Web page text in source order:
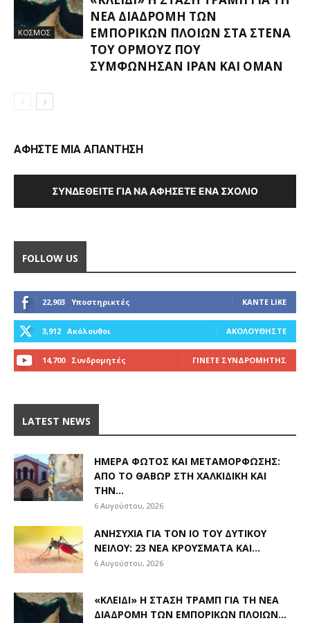
ΚΟΣΜΟΣ
ΝΈΑ ΔΙΑΔΡΟΜΉ ΤΩΝ
ΕΜΠΟΡΙΚΏΝ ΠΛΟΊΩΝ ΣΤΑ ΣΤΕΝΆ
ΤΟΥ ΟΡΜΟΎΖ ΠΟΥ
ΣΥΜΦΏΝΗΣΑΝ ΙΡΆΝ ΚΑΙ ΟΜΆΝ
ΑΦΗΣΤΕ ΜΙΑ ΑΠΑΝΤΗΣΗ
ΣΥΝΔΕΘΕΊΤΕ ΓΙΑ ΝΑ ΑΦΉΣΕΤΕ ΈΝΑ ΣΧΌΛΙΟ
FOLLOW US
22,903 Υποστηρικτές ΚΆΝΤΕ LIKE
3,912 Ακόλουθοι ΑΚΟΛΟΥΘΉΣΤΕ
14,700 Συνδρομητές ΓΊΝΕΤΕ ΣΥΝΔΡΟΜΗΤΉΣ
LATEST NEWS
ΗΜΈΡΑ ΦΩΤΌΣ ΚΑΙ ΜΕΤΑΜΌΡΦΩΣΗΣ:
ΑΠΌ ΤΟ ΘΑΒΏΡ ΣΤΗ ΧΑΛΚΙΔΙΚΉ ΚΑΙ
ΤΗΝ...
6 Αυγούστου, 2026
ΑΝΗΣΥΧΊΑ ΓΙΑ ΤΟΝ ΙΌ ΤΟΥ ΔΥΤΙΚΟΎ
ΝΕΊΛΟΥ: 23 ΝΈΑ ΚΡΟΎΣΜΑΤΑ ΚΑΙ...
6 Αυγούστου, 2026
«ΚΛΕΙΔΊ» Η ΣΤΆΣΗ ΤΡΑΜΠ ΓΙΑ ΤΗ ΝΈΑ
ΔΙΑΔΡΟΜΉ ΤΩΝ ΕΜΠΟΡΙΚΏΝ ΠΛΟΊΩΝ...